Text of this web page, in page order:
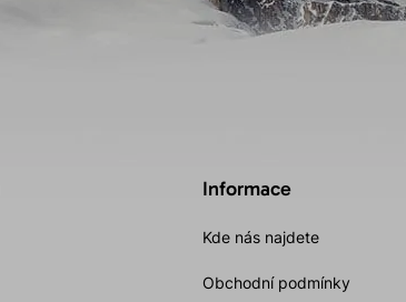
Informace
Kde nás najdete
Obchodní podmínky